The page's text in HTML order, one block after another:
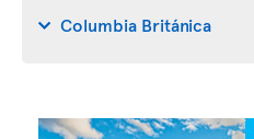
Columbia Británica